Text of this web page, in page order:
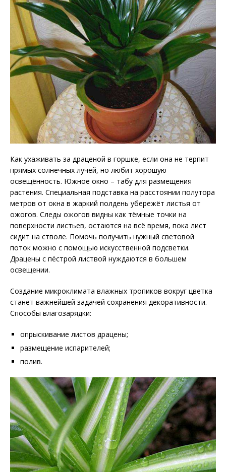
Как ухаживать за драценой в горшке, если она не терпит
прямых солнечных лучей, но любит хорошую
освещённость. Южное окно – табу для размещения
растения. Специальная подставка на расстоянии полутора
метров от окна в жаркий полдень убережёт листья от
ожогов. Следы ожогов видны как тёмные точки на
поверхности листьев, остаются на всё время, пока лист
сидит на стволе. Помочь получить нужный световой
поток можно с помощью искусственной подсветки.
Драцены с пёстрой листвой нуждаются в большем
освещении.
Создание микроклимата влажных тропиков вокруг цветка
станет важнейшей задачей сохранения декоративности.
Способы влагозарядки:
опрыскивание листов драцены;
размещение испарителей;
полив.